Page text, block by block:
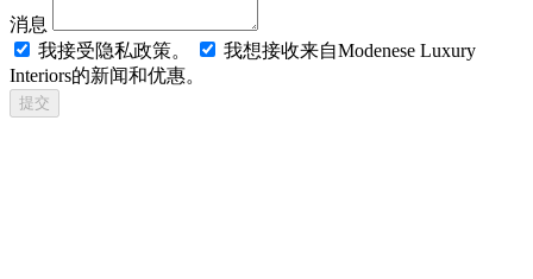
消息
我接受隐私政策。
我想接收来自Modenese Luxury
Interiors的新闻和优惠。
提交